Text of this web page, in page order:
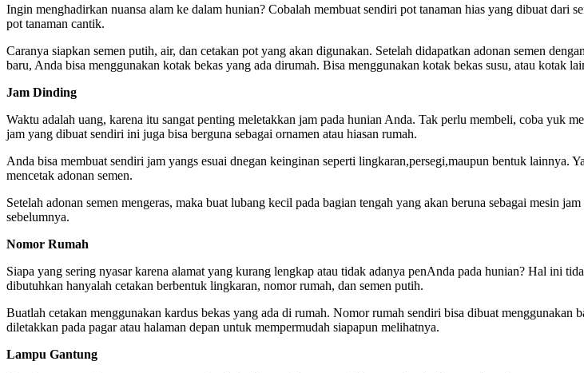
Ingin menghadirkan nuansa alam ke dalam hunian? Cobalah membuat sendiri pot tanaman hias yang dibuat dari
pot tanaman cantik.
Caranya siapkan semen putih, air, dan cetakan pot yang akan digunakan. Setelah didapatkan adonan semen
baru, Anda bisa menggunakan kotak bekas yang ada dirumah. Bisa menggunakan kotak bekas susu, atau kotak
Jam Dinding
Waktu adalah uang, karena itu sangat penting meletakkan jam pada hunian Anda. Tak perlu membeli, coba yuk
jam yang dibuat sendiri ini juga bisa berguna sebagai ornamen atau hiasan rumah.
Anda bisa membuat sendiri jam yangs esuai dnegan keinginan seperti lingkaran,persegi,maupun bentuk
mencetak adonan semen.
Setelah adonan semen mengeras, maka buat lubang kecil pada bagian tengah yang akan beruna sebagai mesin
sebelumnya.
Nomor Rumah
Siapa yang sering nyasar karena alamat yang kurang lengkap atau tidak adanya penAnda pada hunian? Hal ini
dibutuhkan hanyalah cetakan berbentuk lingkaran, nomor rumah, dan semen putih.
Buatlah cetakan menggunakan kardus bekas yang ada di rumah. Nomor rumah sendiri bisa dibuat
diletakkan pada pagar atau halaman depan untuk mempermudah siapapun melihatnya.
Lampu Gantung